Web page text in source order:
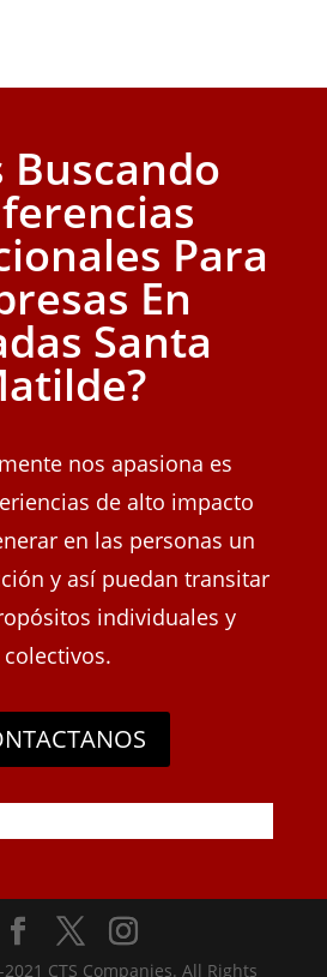
Buscando
Para
En
Santa
nos apasiona es
de alto impacto
en las personas un
y así puedan transitar
individuales y
colectivos.
CTS Companies. All Rights